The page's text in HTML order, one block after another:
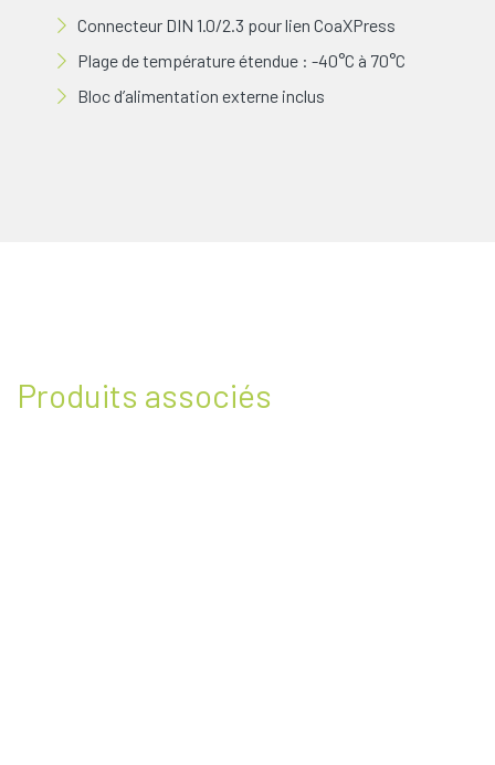
Connecteur DIN 1.0/2.3 pour lien CoaXPress
Plage de température étendue : -40°C à 70°C
Bloc d’alimentation externe inclus
Produits associés